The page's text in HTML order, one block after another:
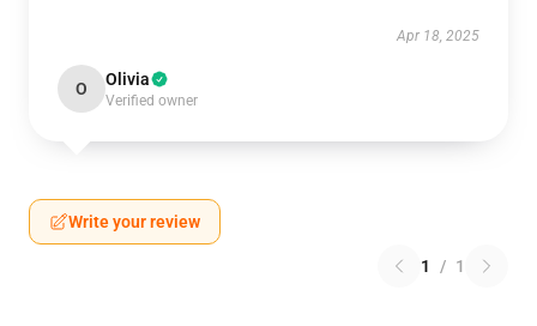
Apr 18, 2025
O Olivia
Verified owner
Write your review
1 / 1